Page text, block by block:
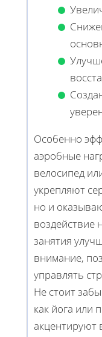
Особенно
аэробные
велосипед
укрепляют
но и
воздействие
занятия
внимание,
управлять
Не стоит
как йога или
акцентируют